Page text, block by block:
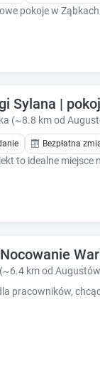
r
f
o
r
c
h
d
a
t
Sylana |
(~8.8 km od
Bezpłatna
km od